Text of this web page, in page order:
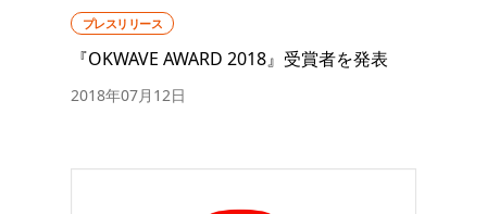
プレスリリース
『OKWAVE AWARD 2018』受賞者を発表
2018年07月12日